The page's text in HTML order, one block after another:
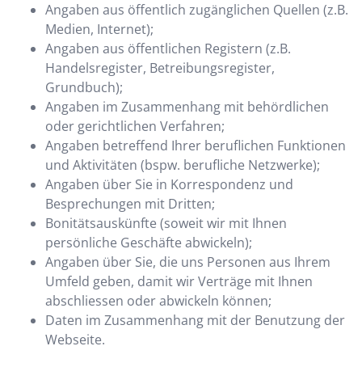
Angaben aus öffentlich zugänglichen Quellen (z.B.
Medien, Internet);
Angaben aus öffentlichen Registern (z.B.
Handelsregister, Betreibungsregister,
Grundbuch);
Angaben im Zusammenhang mit behördlichen
oder gerichtlichen Verfahren;
Angaben betreffend Ihrer beruflichen Funktionen
und Aktivitäten (bspw. berufliche Netzwerke);
Angaben über Sie in Korrespondenz und
Besprechungen mit Dritten;
Bonitätsauskünfte (soweit wir mit Ihnen
persönliche Geschäfte abwickeln);
Angaben über Sie, die uns Personen aus Ihrem
Umfeld geben, damit wir Verträge mit Ihnen
abschliessen oder abwickeln können;
Daten im Zusammenhang mit der Benutzung der
Webseite.